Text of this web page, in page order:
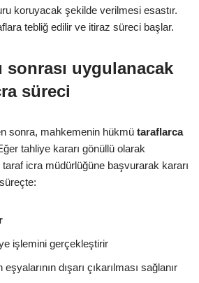
koruyacak şekilde verilmesi esastır.
tebliğ edilir ve itiraz süreci başlar.
sonrası uygulanacak
süreci
sonra, mahkemenin hükmü taraflarca
tahliye kararı gönüllü olarak
icra müdürlüğüne başvurarak kararı
işlemini gerçekleştirir
dışarı çıkarılması sağlanır